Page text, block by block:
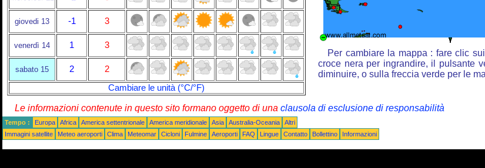
giovedi 13 -1 3
venerdì 14 1 3
sabato 15 2
2
Cambiare le unità (°C/°F)
Per cambiare la mappa : fare clic
croce nera per ingrandire, il pulsante
diminuire, o sulla freccia verde per le
Le informazioni contenute in questo sito formano oggetto di una clausola di esclusione di responsabilità
Tempo : Europa Africa America settentrionale America meridionale Asia Australia-Oceania
Altri
Immagini satellite
Meteo aeroporti Clima Meteomar Cicloni Fulmine Aeroporti FAQ Lingue Contatto Bollettino Informazioni